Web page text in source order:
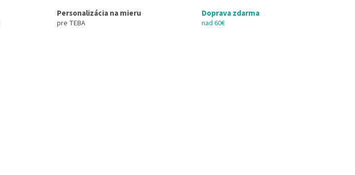
Personalizácia na mieru
pre TEBA
Doprava zdarma
nad 60€